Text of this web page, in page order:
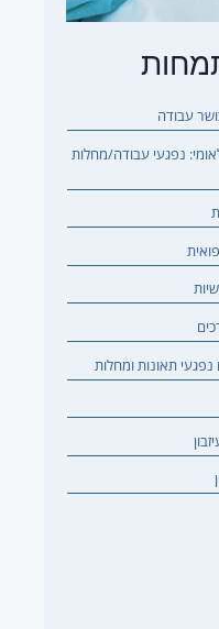
עבודה
נפגעי עבודה/מחלות
נפגעי תאונות ומחלות